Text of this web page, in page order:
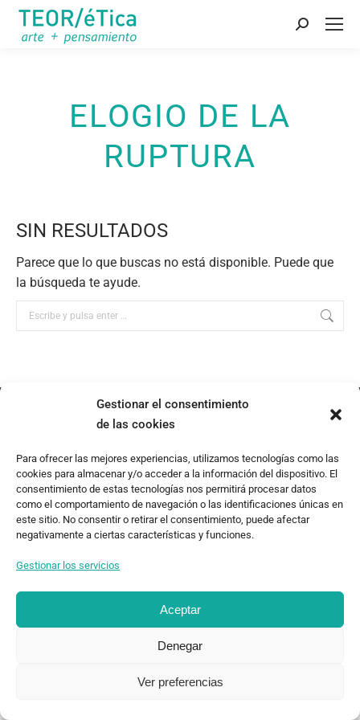
Gestionar el consentimiento
de las cookies
Para ofrecer las mejores experiencias, utilizamos tecnologías como las
cookies para almacenar y/o acceder a la información del dispositivo. El
consentimiento de estas tecnologías nos permitirá procesar datos
como el comportamiento de navegación o las identificaciones únicas en
este sitio. No consentir o retirar el consentimiento, puede afectar
negativamente a ciertas características y funciones.
Gestionar los servicios
Aceptar
Denegar
Ver preferencias
Buscar:
ELOGIO DE LA
RUPTURA
SIN RESULTADOS
Parece que lo que buscas no está disponible. Puede que
la búsqueda te ayude.
Buscar:
TEOR/éTica 2020 - Desarrollado por Oncenueve Estudio